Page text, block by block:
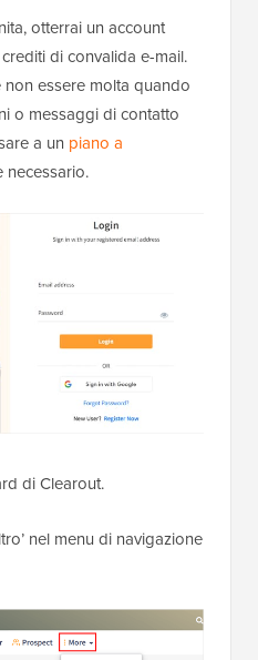
otterrai un account
di convalida e-mail.
essere molta quando
o messaggi di contatto
a un piano a
di Clearout.
nel menu di navigazione